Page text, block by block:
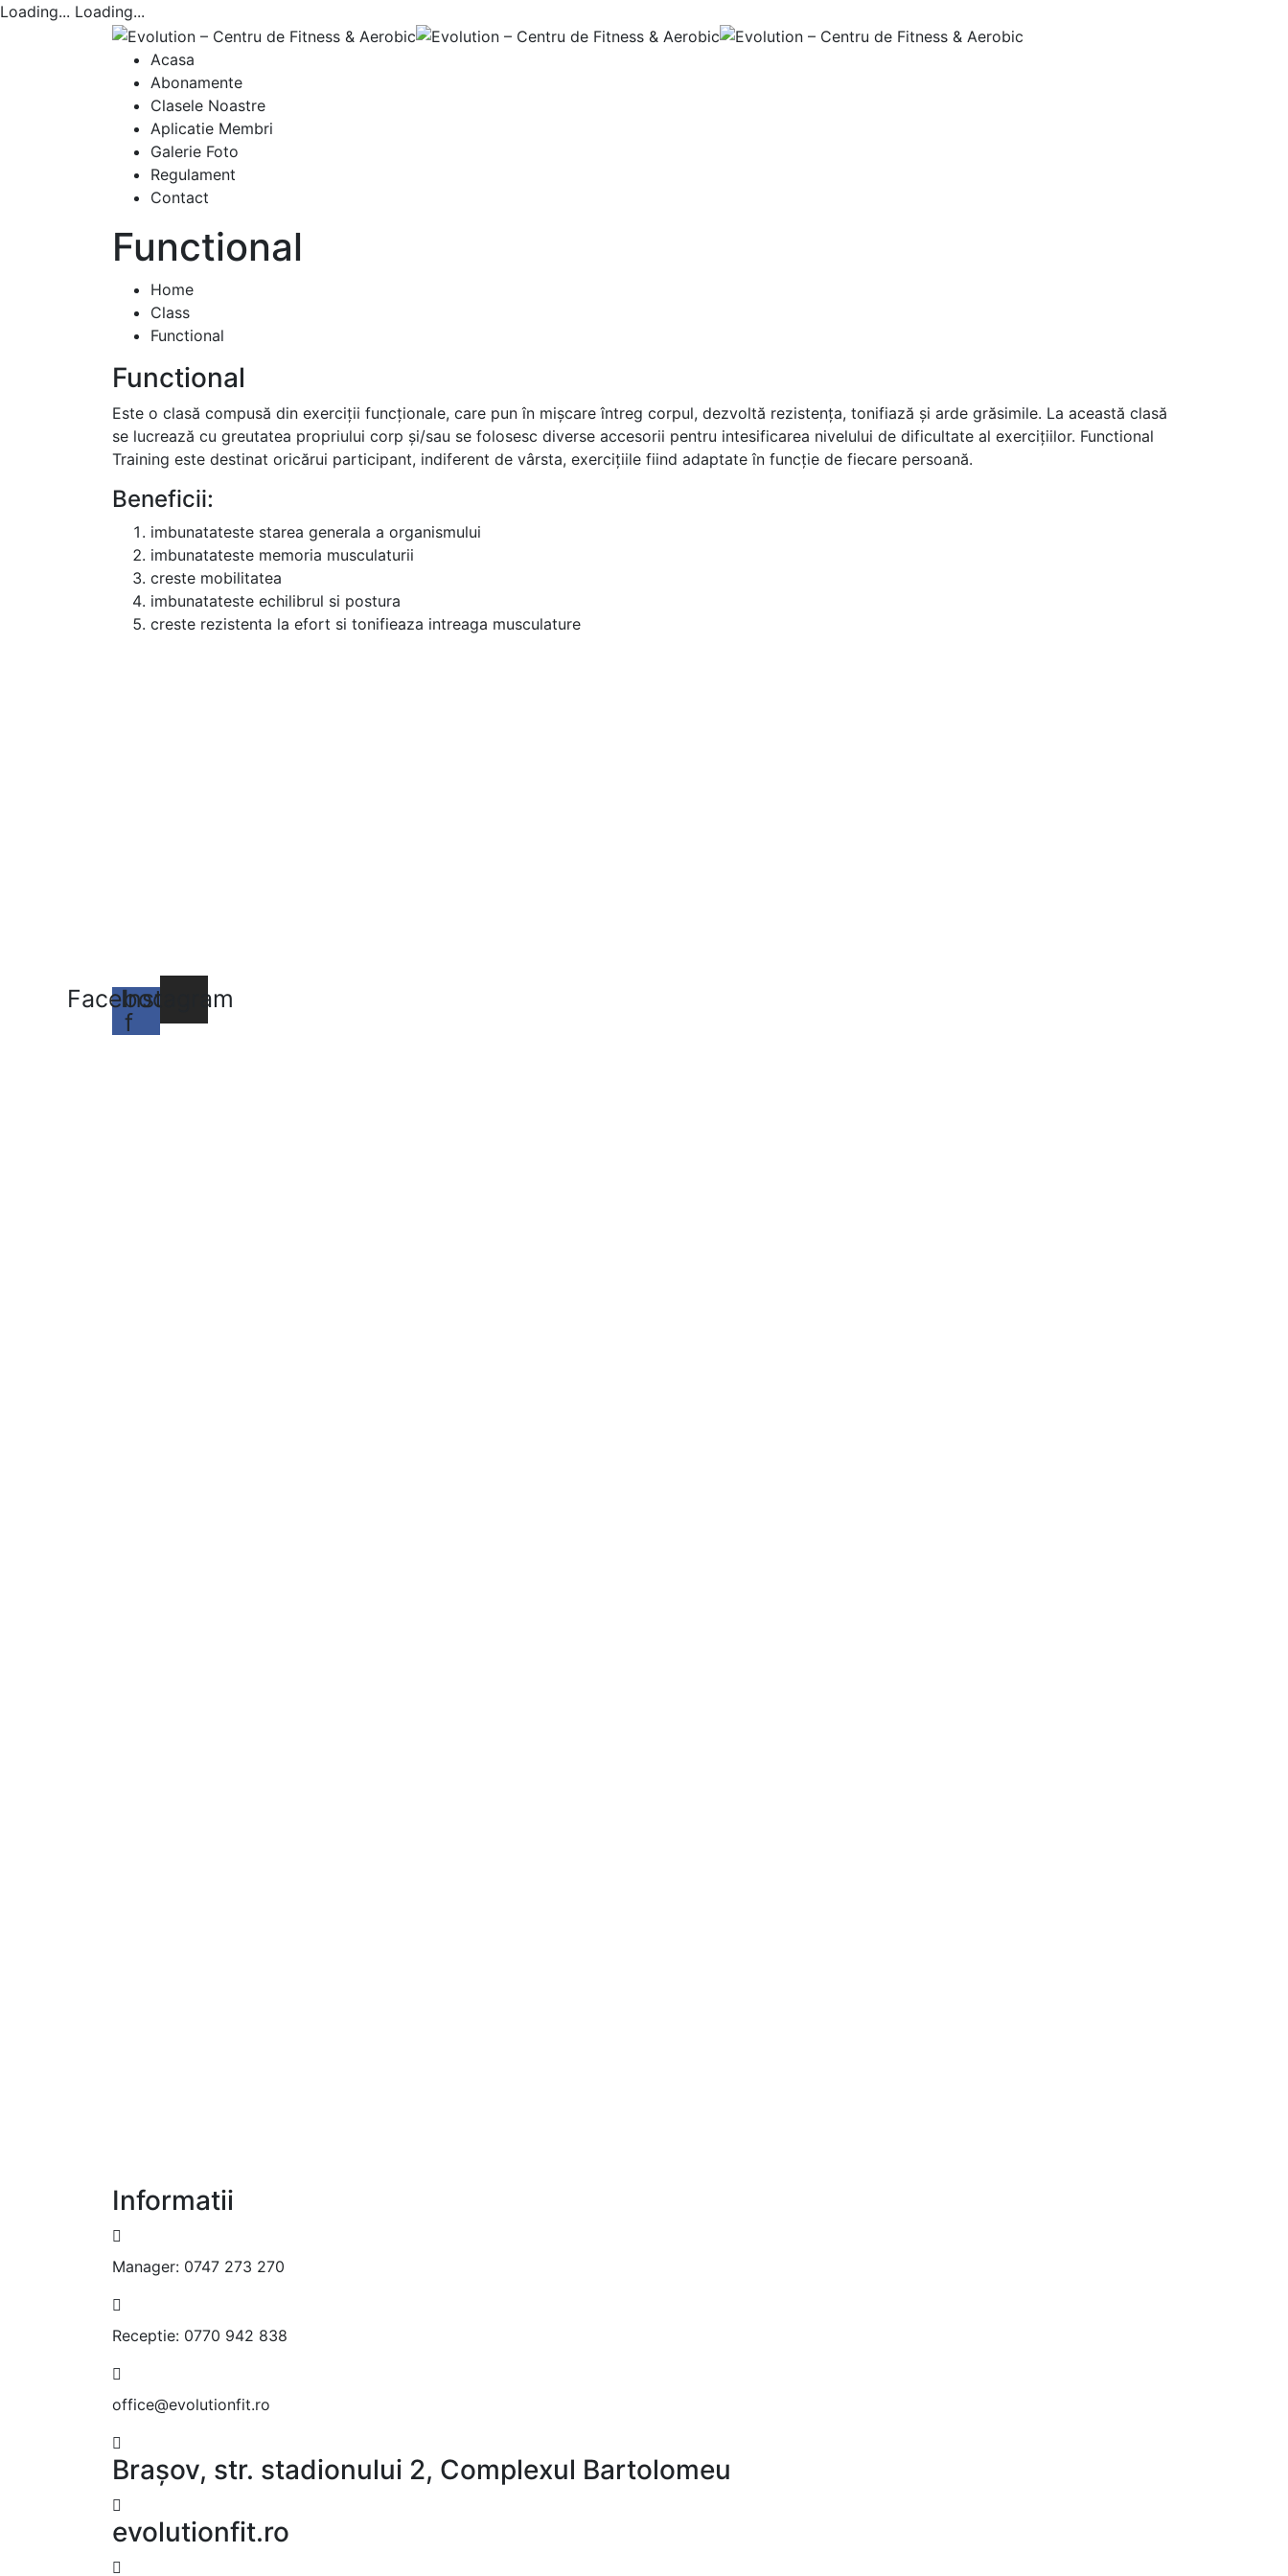
Loading... Loading...
Acasa
Abonamente
Clasele Noastre
Aplicatie Membri
Galerie Foto
Regulament
Contact
Functional
Home
Class
Functional
Functional
Este o clasă compusă din exerciții funcționale, care pun în mișcare întreg corpul, dezvoltă rezistența, tonifiază și arde grăsimile. La această clasă
se lucrează cu greutatea propriului corp și/sau se folosesc diverse accesorii pentru intesificarea nivelului de dificultate al exercițiilor. Functional
Training este destinat oricărui participant, indiferent de vârsta, exercițiile fiind adaptate în funcție de fiecare persoană.
Beneficii:
imbunatateste starea generala a organismului
imbunatateste memoria musculaturii
creste mobilitatea
imbunatateste echilibrul si postura
creste rezistenta la efort si tonifieaza intreaga musculature
Facebook-
f
Instagram
Informatii
Manager: 0747 273 270
Receptie: 0770 942 838
office@evolutionfit.ro
Brașov, str. stadionului 2, Complexul Bartolomeu
evolutionfit.ro